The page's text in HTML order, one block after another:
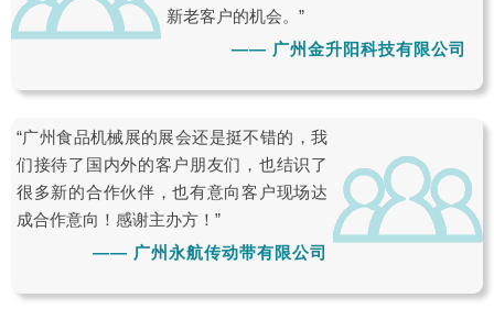
新老客户的机会。”
—— 广州金升阳科技有限公司
“广州食品机械展的展会还是挺不错的，我
们接待了国内外的客户朋友们，也结识了
很多新的合作伙伴，也有意向客户现场达
成合作意向！感谢主办方！”
—— 广州永航传动带有限公司